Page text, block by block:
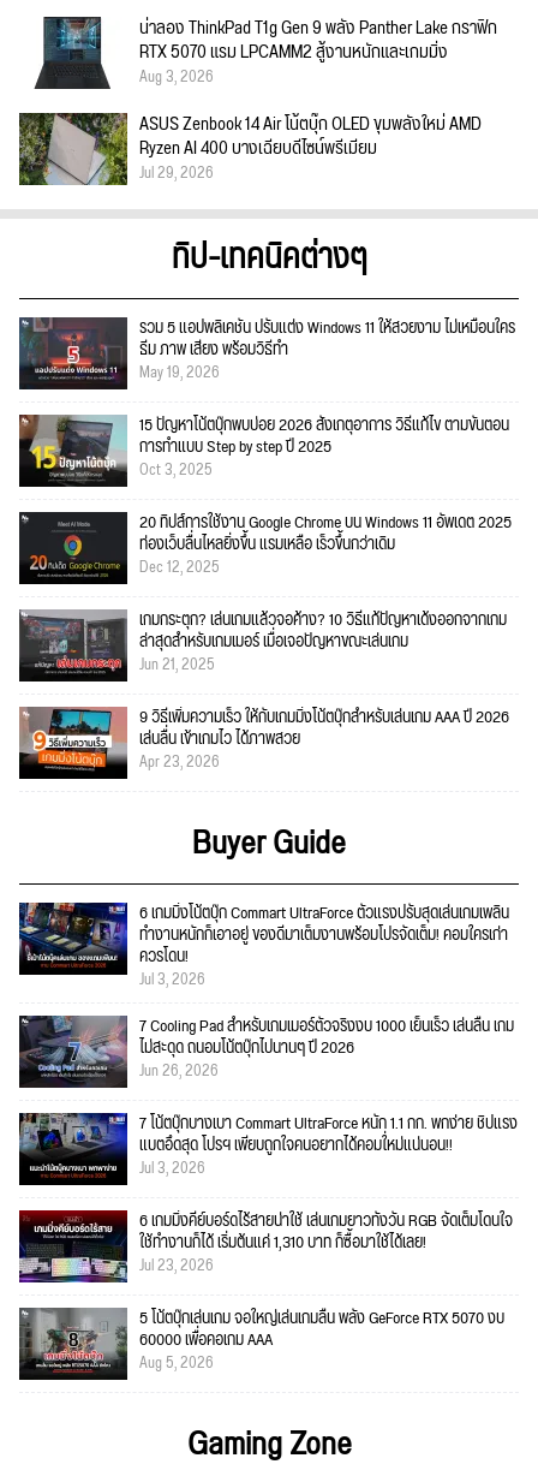
น่าลอง ThinkPad T1g Gen 9 พลัง Panther Lake กราฟิก
RTX 5070 แรม LPCAMM2 สู้งานหนักและเกมมิ่ง
Aug 3, 2026
ASUS Zenbook 14 Air โน้ตบุ๊ก OLED ขุมพลังใหม่ AMD
Ryzen AI 400 บางเฉียบดีไซน์พรีเมียม
Jul 29, 2026
ทิป-เทคนิคต่างๆ
รวม 5 แอปพลิเคชัน ปรับแต่ง Windows 11 ให้สวยงาม ไม่เหมือนใคร
ธีม ภาพ เสียง พร้อมวิธีทำ
May 19, 2026
15 ปัญหาโน้ตบุ๊กพบบ่อย 2026 สังเกตุอาการ วิธีแก้ไข ตามขั้นตอน
การทำแบบ Step by step ปี 2025
Oct 3, 2025
20 ทิปส์การใช้งาน Google Chrome บน Windows 11 อัพเดต 2025
ท่องเว็บลื่นไหลยิ่งขึ้น แรมเหลือ เร็วขึ้นกว่าเดิม
Dec 12, 2025
เกมกระตุก? เล่นเกมแล้วจอค้าง? 10 วิธีแก้ปัญหาเด้งออกจากเกม
ล่าสุดสำหรับเกมเมอร์ เมื่อเจอปัญหาขณะเล่นเกม
Jun 21, 2025
9 วิธีเพิ่มความเร็ว ให้กับเกมมิ่งโน้ตบุ๊กสำหรับเล่นเกม AAA ปี 2026
เล่นลื่น เข้าเกมไว ได้ภาพสวย
Apr 23, 2026
Buyer Guide
6 เกมมิ่งโน้ตบุ๊ก Commart UltraForce ตัวแรงปรับสุดเล่นเกมเพลิน
ทำงานหนักก็เอาอยู่ ของดีมาเต็มงานพร้อมโปรจัดเต็ม! คอมใครเก่า
ควรโดน!
Jul 3, 2026
7 Cooling Pad สำหรับเกมเมอร์ตัวจริงงบ 1000 เย็นเร็ว เล่นลื่น เกม
ไม่สะดุด ถนอมโน้ตบุ๊กไปนานๆ ปี 2026
Jun 26, 2026
7 โน้ตบุ๊กบางเบา Commart UltraForce หนัก 1.1 กก. พกง่าย ชิปแรง
แบตอึดสุด โปรฯ เพียบถูกใจคนอยากได้คอมใ่หม่แน่นอน!!
Jul 3, 2026
6 เกมมิ่งคีย์บอร์ดไร้สายน่าใช้ เล่นเกมยาวทั้งวัน RGB จัดเต็มโดนใจ
ใช้ทำงานก็ได้ เริ่มต้นแค่ 1,310 บาท ก็ซื้อมาใช้ได้เลย!
Jul 23, 2026
5 โน้ตบุ๊กเล่นเกม จอใหญ่เล่นเกมลื่น พลัง GeForce RTX 5070 งบ
60000 เพื่อคอเกม AAA
Aug 5, 2026
Gaming Zone